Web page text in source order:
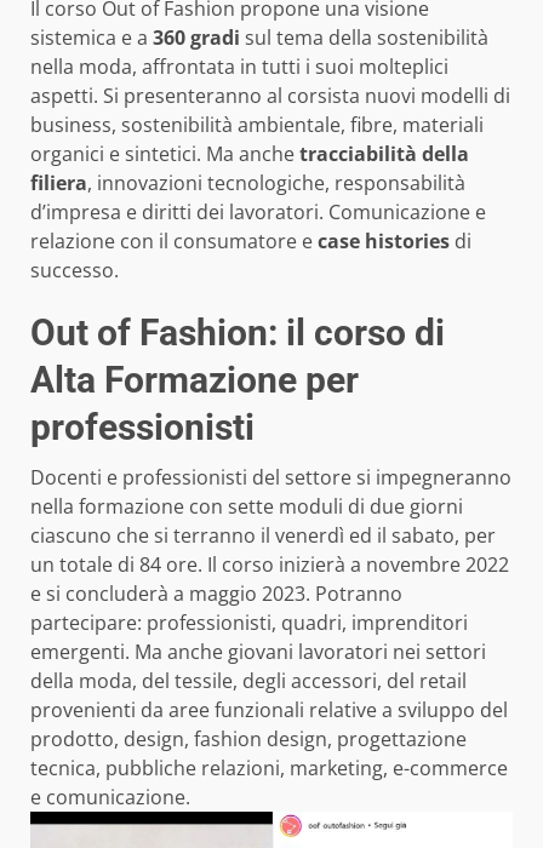
Il corso Out of Fashion propone una visione
sistemica e a 360 gradi sul tema della sostenibilità
nella moda, affrontata in tutti i suoi molteplici
aspetti. Si presenteranno al corsista nuovi modelli di
business, sostenibilità ambientale, fibre, materiali
organici e sintetici. Ma anchetracciabilità della
filiera, innovazioni tecnologiche, responsabilità
d’impresa e diritti dei lavoratori. Comunicazione e
relazione con il consumatore ecase histories di
successo.
Out of Fashion: il corso di
Alta Formazione per
professionisti
Docenti e professionisti del settore si impegneranno
nella formazione con sette moduli di due giorni
ciascuno che si terranno il venerdì ed il sabato, per
un totale di 84 ore. Il corso inizierà a novembre 2022
e si concluderà a maggio 2023. Potranno
partecipare: professionisti, quadri, imprenditori
emergenti. Ma anche giovani lavoratori nei settori
della moda, del tessile, degli accessori, del retail
provenienti da aree funzionali relative a sviluppo del
prodotto, design, fashion design, progettazione
tecnica, pubbliche relazioni, marketing, e-commerce
e comunicazione.